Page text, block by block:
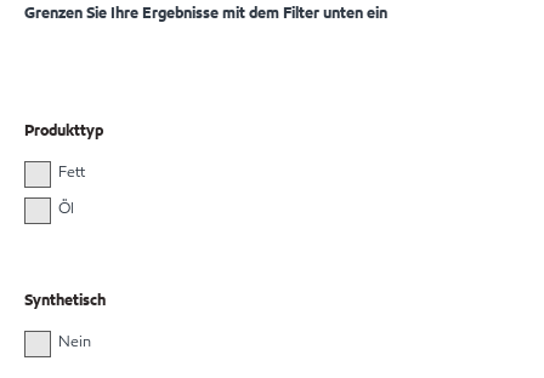
Grenzen Sie Ihre Ergebnisse mit dem Filter unten ein
Produkttyp
Fett
Öl
Synthetisch
Nein